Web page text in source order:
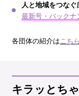
人と地域をつなぐ
最新号・バックナ
各団体の紹介はこち
キラッとち